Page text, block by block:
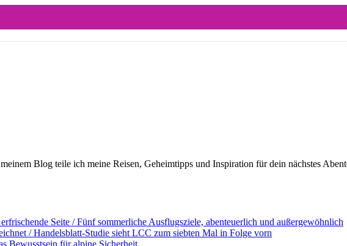
Blog teile ich meine Reisen, Geheimtipps und Inspiration für dein nächstes
Seite / Fünf sommerliche Ausflugsziele, abenteuerlich und außergewöhnlich
/ Handelsblatt-Studie sieht LCC zum siebten Mal in Folge vorn